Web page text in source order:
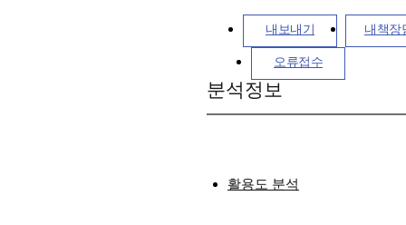
내보내기 내책장
오류접수
분석정보
활용도 분석